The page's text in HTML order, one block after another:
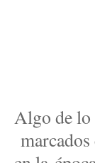
Algo de lo